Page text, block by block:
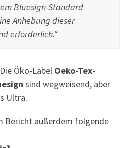
Bluesign-Standard
Anhebung dieser
erforderlich.“
Öko-Label Oeko-Tex-
sind wegweisend, aber
Ultra.
Bericht außerdem folgende